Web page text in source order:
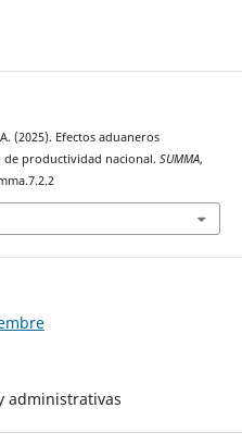
(2025). Efectos aduaneros
productividad nacional. SUMMA,
administrativas